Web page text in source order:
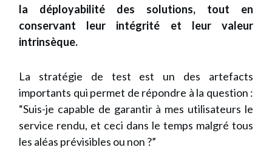
la déployabilité des solutions, tout en
conservant leur intégrité et leur valeur
intrinsèque.
La stratégie de test est un des artefacts
importants qui permet de répondre à la question :
“Suis-je capable de garantir à mes utilisateurs le
service rendu, et ceci dans le temps malgré tous
les aléas prévisibles ou non ?”